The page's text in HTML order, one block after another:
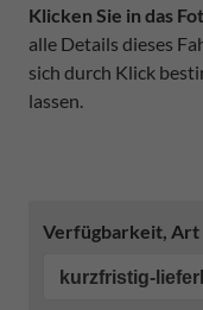
Klicken Sie in das
alle Details dieses
sich durch Klick
lassen.
Verfügbarkeit, Art